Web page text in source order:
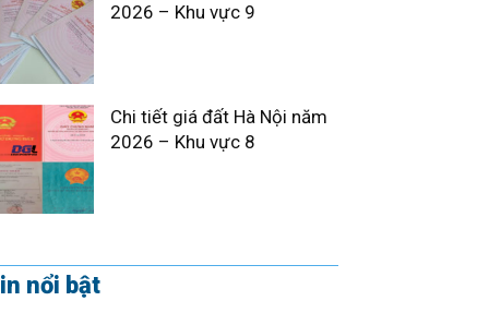
2026 – Khu vực 9
Chi tiết giá đất Hà Nội năm
2026 – Khu vực 8
nổi bật